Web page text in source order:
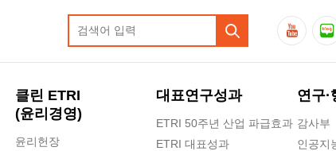
클린 ETRI
(윤리경영)
윤리헌장
대표연구성과
ETRI 50주년 산업 파급효과
ETRI 대표성과
연구·
감사부
인공지